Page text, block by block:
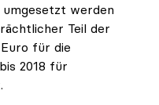
umgesetzt werden
Teil der
für die
2018 für